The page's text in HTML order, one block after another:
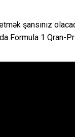
şansınız
Formula 1